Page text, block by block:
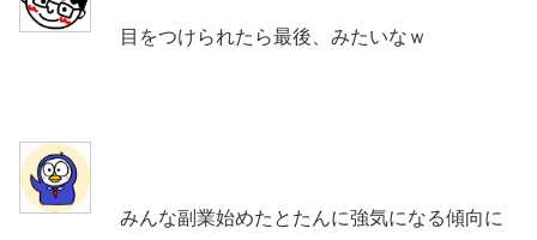
目をつけられたら最後、みたいなｗ
みんな副業始めたとたんに強気になる傾向に